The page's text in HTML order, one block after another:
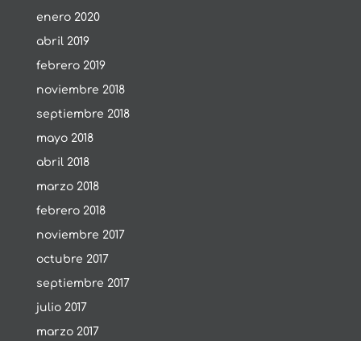
enero 2020
abril 2019
febrero 2019
noviembre 2018
septiembre 2018
mayo 2018
abril 2018
marzo 2018
febrero 2018
noviembre 2017
octubre 2017
septiembre 2017
julio 2017
marzo 2017